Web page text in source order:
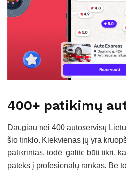
400+ patikimų
Daugiau nei 400 autoservisų
šio tinklo. Kiekvienas jų yra
patikrintas, todėl galite būti tikri,
pateks į profesionalų rankas. Be